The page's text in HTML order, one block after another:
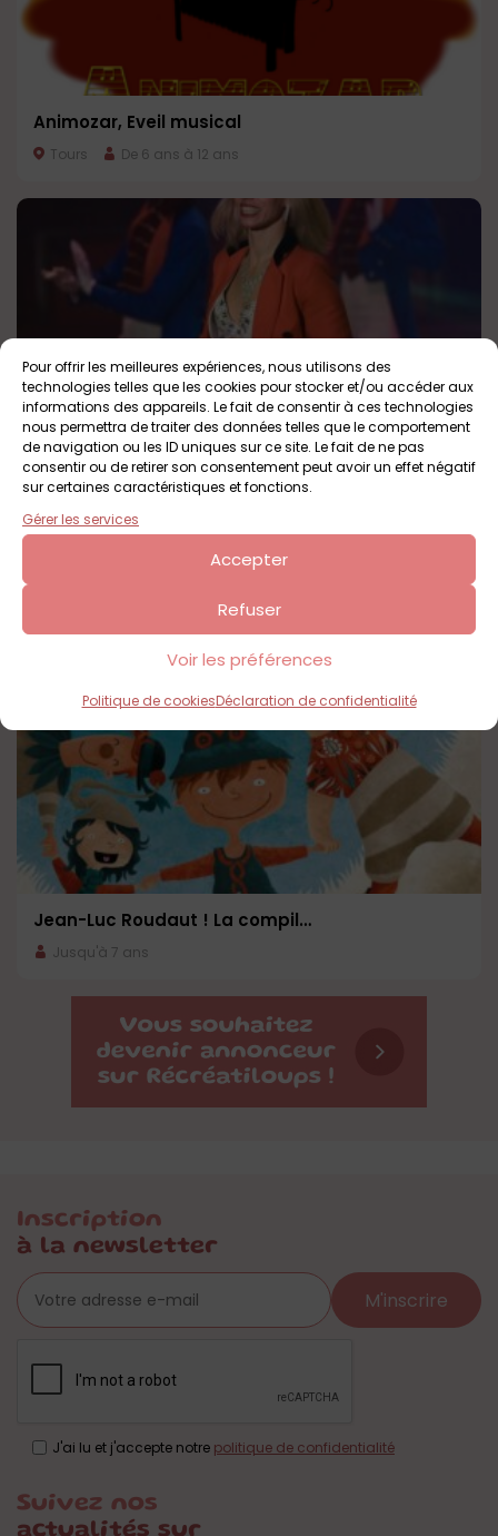
Pour offrir les meilleures expériences, nous utilisons des
technologies telles que les cookies pour stocker et/ou accéder aux
informations des appareils. Le fait de consentir à ces technologies
nous permettra de traiter des données telles que le comportement
de navigation ou les ID uniques sur ce site. Le fait de ne pas
consentir ou de retirer son consentement peut avoir un effet négatif
sur certaines caractéristiques et fonctions.
Gérer les services
Accepter
Refuser
Voir les préférences
Politique de cookiesDéclaration de confidentialité
Animozar, Eveil musical
Tours De 6 ans à 12 ans
L’interview d’Arta, Madame Loyal Bouglione –
2017
Tout public
Jean-Luc Roudaut ! La compil…
Jusqu'à 7 ans
Inscription
à la newsletter
M'inscrire
J'ai lu et j'accepte notre politique de confidentialité
Suivez nos
actualités sur